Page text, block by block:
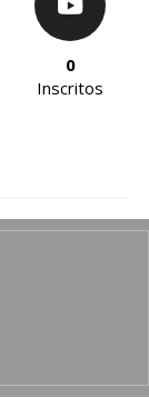
0
Inscritos